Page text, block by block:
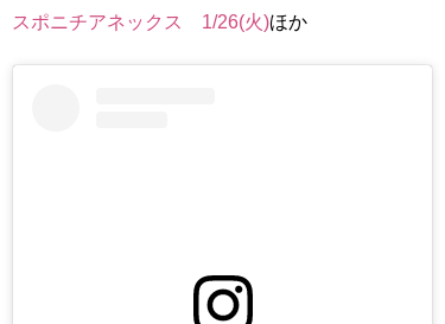
スポニチアネックス 1/26(火)ほか